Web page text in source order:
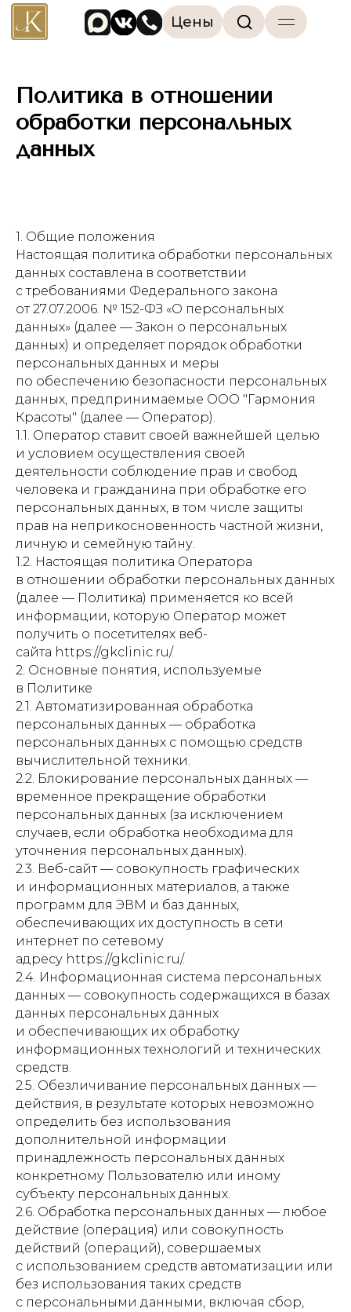
Цены
Политика в отношении
обработки персональных
данных
1. Общие положения
Настоящая политика обработки персональных
данных составлена в соответствии
с требованиями Федерального закона
от 27.07.2006. № 152-ФЗ «О персональных
данных» (далее — Закон о персональных
данных) и определяет порядок обработки
персональных данных и меры
по обеспечению безопасности персональных
данных, предпринимаемые ООО "Гармония
Красоты" (далее — Оператор).
1.1. Оператор ставит своей важнейшей целью
и условием осуществления своей
деятельности соблюдение прав и свобод
человека и гражданина при обработке его
персональных данных, в том числе защиты
прав на неприкосновенность частной жизни,
личную и семейную тайну.
1.2. Настоящая политика Оператора
в отношении обработки персональных данных
(далее — Политика) применяется ко всей
информации, которую Оператор может
получить о посетителях веб-
сайта https://gkclinic.ru/.
2. Основные понятия, используемые
в Политике
2.1. Автоматизированная обработка
персональных данных — обработка
персональных данных с помощью средств
вычислительной техники.
2.2. Блокирование персональных данных —
временное прекращение обработки
персональных данных (за исключением
случаев, если обработка необходима для
уточнения персональных данных).
2.3. Веб-сайт — совокупность графических
и информационных материалов, а также
программ для ЭВМ и баз данных,
обеспечивающих их доступность в сети
интернет по сетевому
адресу https://gkclinic.ru/.
2.4. Информационная система персональных
данных — совокупность содержащихся в базах
данных персональных данных
и обеспечивающих их обработку
информационных технологий и технических
средств.
2.5. Обезличивание персональных данных —
действия, в результате которых невозможно
определить без использования
дополнительной информации
принадлежность персональных данных
конкретному Пользователю или иному
субъекту персональных данных.
2.6. Обработка персональных данных — любое
действие (операция) или совокупность
действий (операций), совершаемых
с использованием средств автоматизации или
без использования таких средств
с персональными данными, включая сбор,